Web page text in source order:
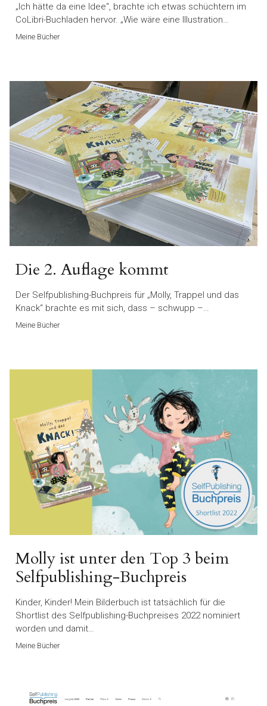
„Ich hätte da eine Idee“, brachte ich etwas schüchtern im
CoLibri-Buchladen hervor. „Wie wäre eine Illustration…
Meine Bücher
Die 2. Auflage kommt
Der Selfpublishing-Buchpreis für „Molly, Trappel und das
Knack“ brachte es mit sich, dass – schwupp –…
Meine Bücher
Molly ist unter den Top 3 beim
Selfpublishing-Buchpreis
Kinder, Kinder! Mein Bilderbuch ist tatsächlich für die
Shortlist des Selfpublishing-Buchpreises 2022 nominiert
worden und damit…
Meine Bücher